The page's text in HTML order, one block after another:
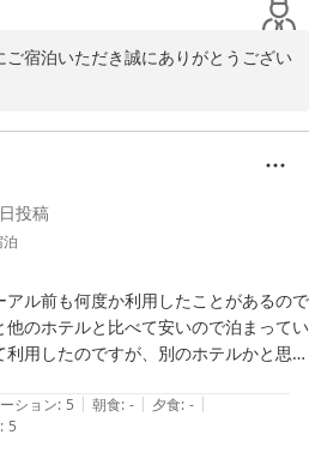
ご宿泊いただき誠にありがとうござい
うございます。また来たいと思って
て何よりも光栄でございます。
ンビニは徒歩2分ほどで少々入り組
駅〜当館までの道の間にはございま
るよう、今後も邁進してまいります
の際は当館へお越しいただけますと
を楽しみにしております。
投稿
ル前も何度か利用したことがあるので
のホテルと比べて安いので泊まってい
用したのですが、別のホテルかと思う
駅からも近く、コンビニも近くにあ
からはヘビロテ決定です！
ション: 5 | 朝食: - | 夕食: - |
: 5